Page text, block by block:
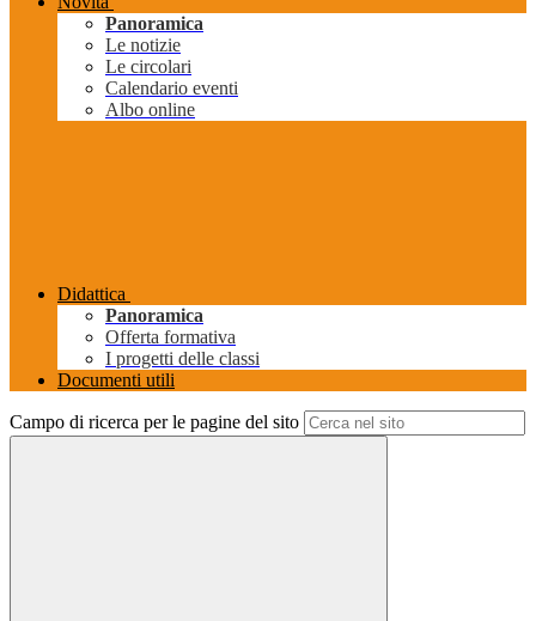
Panoramica
Le notizie
Le circolari
Calendario eventi
Albo online
Didattica
Panoramica
Offerta formativa
I progetti delle classi
Documenti utili
Campo di ricerca per le pagine del sito